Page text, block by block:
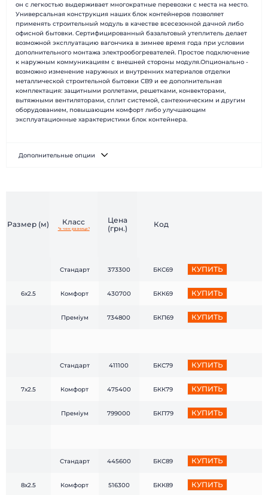
он с легкостью выдерживает многократные перевозки с места на место.
Универсальная конструкция наших блок контейнеров позволяет
применять строительный модуль в качестве всесезонной дачной либо
офисной бытовки. Сертифицированный базальтовый утеплитель делает
возможной эксплуатацию вагончика в зимнее время года при условии
дополнительного монтажа электрообогревателей. Простое подключение
к наружным коммуникациям с внешней стороны модуля.Опционально -
возможно изменение наружных и внутренних материалов отделки
металлической строительной бытовки СВ9 и ее дополнительная
комплектация: защитными роллетами, решетками, конвекторами,
вытяжными вентиляторами, сплит системой, сантехническим и другим
оборудованием, повышающим комфорт либо улучшающим
эксплуатационные характеристики блок контейнера.
Дополнительные опции
Размер (м) Класс
*в чем разница?
Цена
(грн.)
Код
Стандарт 373300 БКС69 КУПИТЬ
6х2.5 Комфорт 430700 БКК69 КУПИТЬ
Преміум 734800 БКП69 КУПИТЬ
Стандарт 411100 БКС79 КУПИТЬ
7х2.5 Комфорт 475400 БКК79 КУПИТЬ
Преміум 799000 БКП79 КУПИТЬ
Стандарт 445600 БКС89 КУПИТЬ
8х2.5 Комфорт 516300 БКК89 КУПИТЬ